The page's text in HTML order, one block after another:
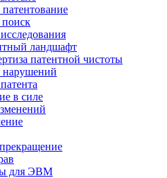
ландшафт
патентной чистоты
нарушений
в силе
для ЭВМ